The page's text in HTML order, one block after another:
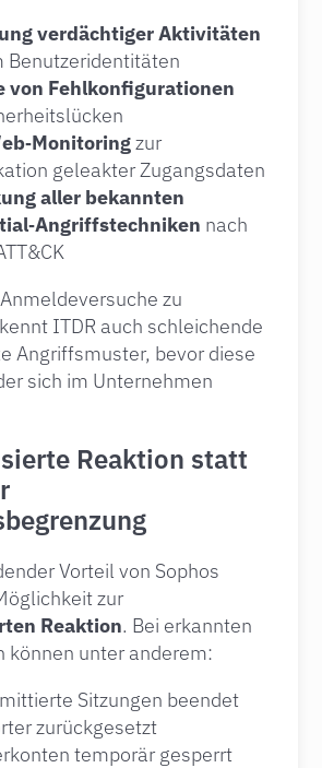
verdächtiger Aktivitäten
Benutzeridentitäten
von Fehlkonfigurationen
zur
geleakter Zugangsdaten
aller bekannten
nach
zu
ITDR auch schleichende
Angriffsmuster, bevor diese
sich im Unternehmen
Reaktion statt
Vorteil von Sophos
zur
Reaktion. Bei erkannten
können unter anderem:
Sitzungen beendet
zurückgesetzt
temporär gesperrt